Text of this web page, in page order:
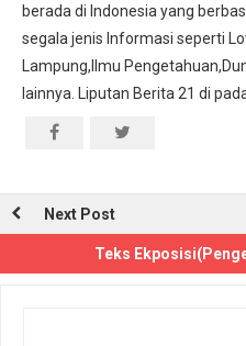
berada di Indonesia yang
segala jenis Informasi seperti
Lampung,Ilmu
lainnya. Liputan Berita 21 di
Next Post
Teks